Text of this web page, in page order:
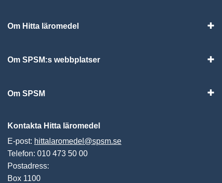
Om Hitta läromedel
Om SPSM:s webbplatser
Om SPSM
Kontakta Hitta läromedel
E-post: hittalaromedel@spsm.se
Telefon: 010 473 50 00
Postadress:
Box 1100